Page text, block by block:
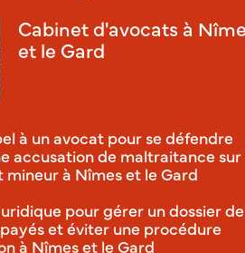
Cabinet d'avocats à
et le Gard
à un avocat pour se défendre
accusation de maltraitance sur
mineur à Nîmes et le Gard
pour gérer un dossier de
et éviter une procédure
à Nîmes et le Gard